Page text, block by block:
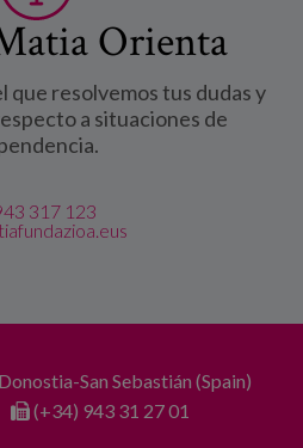
Orienta
que resolvemos tus dudas y
a situaciones de
317 123
San Sebastián (Spain)
(+34) 943 31 27 01